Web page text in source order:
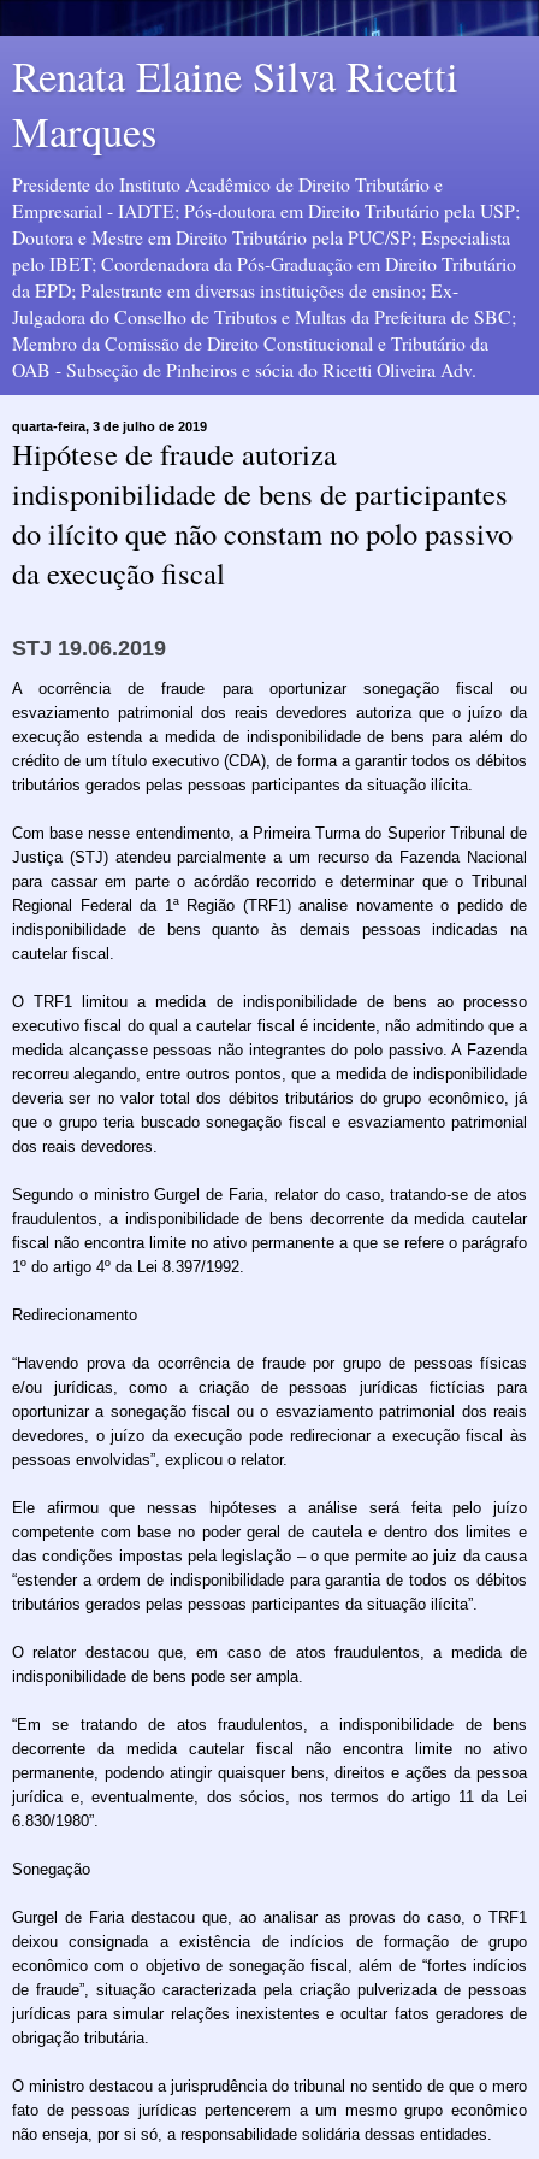
Renata Elaine Silva Ricetti
Marques
Presidente do Instituto Acadêmico de Direito Tributário e
Empresarial - IADTE; Pós-doutora em Direito Tributário pela USP;
Doutora e Mestre em Direito Tributário pela PUC/SP; Especialista
pelo IBET; Coordenadora da Pós-Graduação em Direito Tributário
da EPD; Palestrante em diversas instituições de ensino; Ex-
Julgadora do Conselho de Tributos e Multas da Prefeitura de SBC;
Membro da Comissão de Direito Constitucional e Tributário da
OAB - Subseção de Pinheiros e sócia do Ricetti Oliveira Adv.
quarta-feira, 3 de julho de 2019
Hipótese de fraude autoriza
indisponibilidade de bens de participantes
do ilícito que não constam no polo passivo
da execução fiscal
STJ 19.06.2019
A ocorrência de fraude para oportunizar sonegação fiscal ou
esvaziamento patrimonial dos reais devedores autoriza que o juízo da
execução estenda a medida de indisponibilidade de bens para além do
crédito de um título executivo (CDA), de forma a garantir todos os débitos
tributários gerados pelas pessoas participantes da situação ilícita.
Com base nesse entendimento, a Primeira Turma do Superior Tribunal de
Justiça (STJ) atendeu parcialmente a um recurso da Fazenda Nacional
para cassar em parte o acórdão recorrido e determinar que o Tribunal
Regional Federal da 1ª Região (TRF1) analise novamente o pedido de
indisponibilidade de bens quanto às demais pessoas indicadas na
cautelar fiscal.
O TRF1 limitou a medida de indisponibilidade de bens ao processo
executivo fiscal do qual a cautelar fiscal é incidente, não admitindo que a
medida alcançasse pessoas não integrantes do polo passivo. A Fazenda
recorreu alegando, entre outros pontos, que a medida de indisponibilidade
deveria ser no valor total dos débitos tributários do grupo econômico, já
que o grupo teria buscado sonegação fiscal e esvaziamento patrimonial
dos reais devedores.
Segundo o ministro Gurgel de Faria, relator do caso, tratando-se de atos
fraudulentos, a indisponibilidade de bens decorrente da medida cautelar
fiscal não encontra limite no ativo permanente a que se refere o parágrafo
1º do artigo 4º da Lei 8.397/1992.
Redirecionamento
“Havendo prova da ocorrência de fraude por grupo de pessoas físicas
e/ou jurídicas, como a criação de pessoas jurídicas fictícias para
oportunizar a sonegação fiscal ou o esvaziamento patrimonial dos reais
devedores, o juízo da execução pode redirecionar a execução fiscal às
pessoas envolvidas”, explicou o relator.
Ele afirmou que nessas hipóteses a análise será feita pelo juízo
competente com base no poder geral de cautela e dentro dos limites e
das condições impostas pela legislação – o que permite ao juiz da causa
“estender a ordem de indisponibilidade para garantia de todos os débitos
tributários gerados pelas pessoas participantes da situação ilícita”.
O relator destacou que, em caso de atos fraudulentos, a medida de
indisponibilidade de bens pode ser ampla.
“Em se tratando de atos fraudulentos, a indisponibilidade de bens
decorrente da medida cautelar fiscal não encontra limite no ativo
permanente, podendo atingir quaisquer bens, direitos e ações da pessoa
jurídica e, eventualmente, dos sócios, nos termos do artigo 11 da Lei
6.830/1980”.
Sonegação
Gurgel de Faria destacou que, ao analisar as provas do caso, o TRF1
deixou consignada a existência de indícios de formação de grupo
econômico com o objetivo de sonegação fiscal, além de “fortes indícios
de fraude”, situação caracterizada pela criação pulverizada de pessoas
jurídicas para simular relações inexistentes e ocultar fatos geradores de
obrigação tributária.
O ministro destacou a jurisprudência do tribunal no sentido de que o mero
fato de pessoas jurídicas pertencerem a um mesmo grupo econômico
não enseja, por si só, a responsabilidade solidária dessas entidades.